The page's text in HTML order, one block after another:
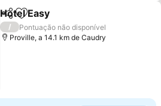
PartilharAdicionar aos favoritos
Hotel Easy
/
Pontuação não disponível
Proville, a 14.1 km de Caudry